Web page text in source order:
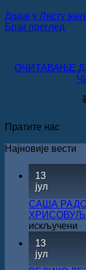
Додај у Листу
Брзи преглед
ОЧИТАВАЊЕ
Пратите нас
Најновије вести
13
јул
САША
искључени
13
јул